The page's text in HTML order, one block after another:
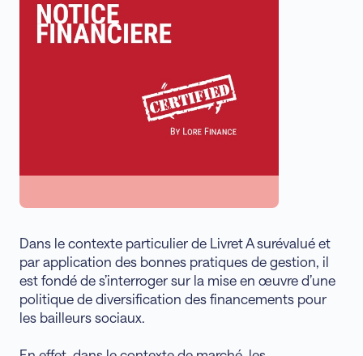
Dans le contexte particulier de Livret A surévalué et
par application des bonnes pratiques de gestion, il
est fondé de s’interroger sur la mise en œuvre d’une
politique de diversification des financements pour
les bailleurs sociaux.